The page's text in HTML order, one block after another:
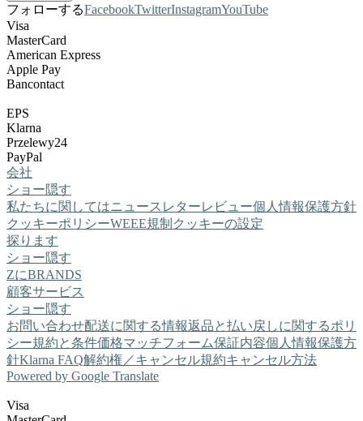
フォローするFacebookTwitterInstagramYouTube
Visa
MasterCard
American Express
Apple Pay
Bancontact
EPS
Klarna
Przelewy24
PayPal
会社
ショー隠す
私たちに関してはニュースレターレビュー個人情報保護方針
クッキーポリシーWEEE規制 クッキーの設定
探ります
ショー隠す
ZにBRANDS
顧客サービス
ショー隠す
お問い合わせ配送に関する情報返品と払い戻しに関するポリ
シー規約と条件価格マッチフォーム保証内容個人情報保護方
針Klarna FAQ解約権／キャンセル規約キャンセル方法
Powered by Google Translate
Visa